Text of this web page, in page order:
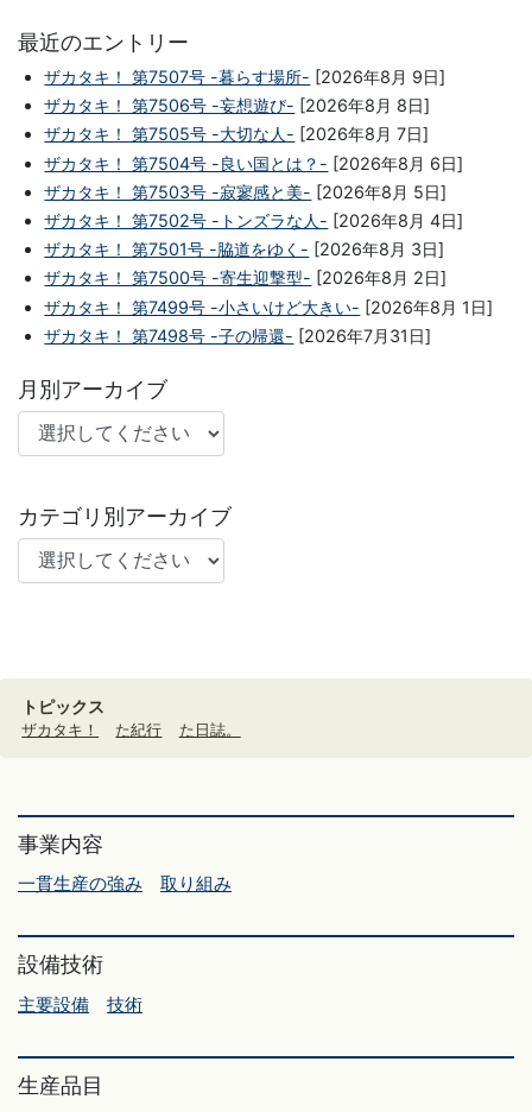
最近のエントリー
ザカタキ！ 第7507号 -暮らす場所- [2026年8月 9日]
ザカタキ！ 第7506号 -妄想遊び- [2026年8月 8日]
ザカタキ！ 第7505号 -大切な人- [2026年8月 7日]
ザカタキ！ 第7504号 -良い国とは？- [2026年8月 6日]
ザカタキ！ 第7503号 -寂寥感と美- [2026年8月 5日]
ザカタキ！ 第7502号 -トンズラな人- [2026年8月 4日]
ザカタキ！ 第7501号 -脇道をゆく- [2026年8月 3日]
ザカタキ！ 第7500号 -寄生迎撃型- [2026年8月 2日]
ザカタキ！ 第7499号 -小さいけど大きい- [2026年8月 1日]
ザカタキ！ 第7498号 -子の帰還- [2026年7月31日]
月別アーカイブ
カテゴリ別アーカイブ
トピックス
ザカタキ！ た紀行 た日誌。
事業内容
一貫生産の強み 取り組み
設備技術
主要設備 技術
生産品目